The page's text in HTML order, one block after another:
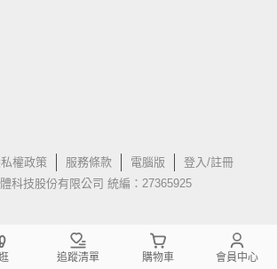
私權政策 服務條款 電腦版
登入/註冊
科技股份有限公司 統編：27365925
追蹤清單 購物車 會員中心